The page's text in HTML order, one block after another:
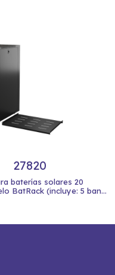
27820
baterías solares 20
BatRack (incluye: 5 ban...